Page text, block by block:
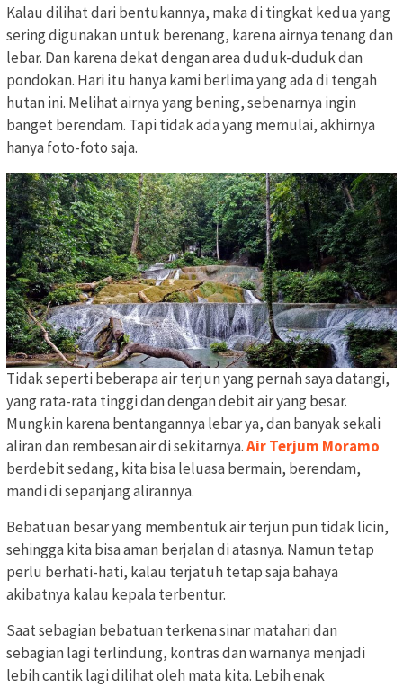
Kalau dilihat dari bentukannya, maka di tingkat kedua yang
sering digunakan untuk berenang, karena airnya tenang dan
lebar. Dan karena dekat dengan area duduk-duduk dan
pondokan. Hari itu hanya kami berlima yang ada di tengah
hutan ini. Melihat airnya yang bening, sebenarnya ingin
banget berendam. Tapi tidak ada yang memulai, akhirnya
hanya foto-foto saja.
Tidak seperti beberapa air terjun yang pernah saya datangi,
yang rata-rata tinggi dan dengan debit air yang besar.
Mungkin karena bentangannya lebar ya, dan banyak sekali
aliran dan rembesan air di sekitarnya.Air Terjum Moramo
berdebit sedang, kita bisa leluasa bermain, berendam,
mandi di sepanjang alirannya.
Bebatuan besar yang membentuk air terjun pun tidak licin,
sehingga kita bisa aman berjalan di atasnya. Namun tetap
perlu berhati-hati, kalau terjatuh tetap saja bahaya
akibatnya kalau kepala terbentur.
Saat sebagian bebatuan terkena sinar matahari dan
sebagian lagi terlindung, kontras dan warnanya menjadi
lebih cantik lagi dilihat oleh mata kita. Lebih enak